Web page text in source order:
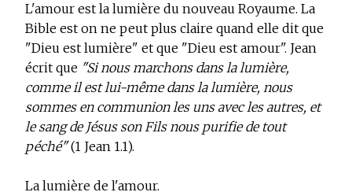
L'amour est la lumière du nouveau Royaume. La
Bible est on ne peut plus claire quand elle dit que
"Dieu est lumière" et que "Dieu est amour". Jean
écrit que "Si nous marchons dans la lumière,
comme il est lui-même dans la lumière, nous
sommes en communion les uns avec les autres, et
le sang de Jésus son Fils nous purifie de tout
péché"(1 Jean 1.1).
La lumière de l'amour.